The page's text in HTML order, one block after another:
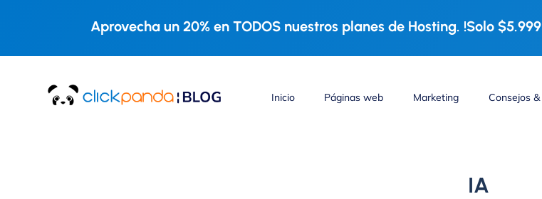
Aprovecha un 20% en TODOS nuestros planes de Hosting. !Solo
Inicio Páginas web Marketing Consejos &
IA